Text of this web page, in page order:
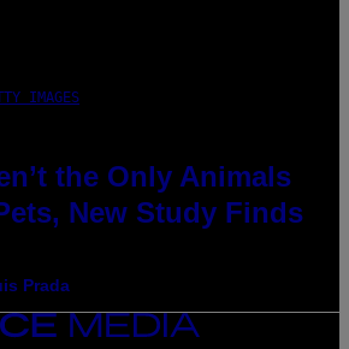
IMAGES
the Only Animals
New Study Finds
Prada